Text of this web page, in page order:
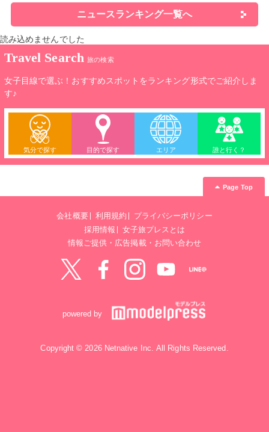
ニュースランキング一覧へ
読み込めませんでした
Travel Search 旅の検索
女子目線で選ぶ！おすすめスポットをランキング形式でご紹介しま
す♪
気分で探す 目的で探す エリア 誰と行く？
Page Top
会社概要 利用規約
プライバシーポリシー
採用情報
女子旅プレスとは
情報ご提供・広告掲載・お問い合わせ
powered by
Copyright © 2026 Netnative Inc. All Rights Reserved.